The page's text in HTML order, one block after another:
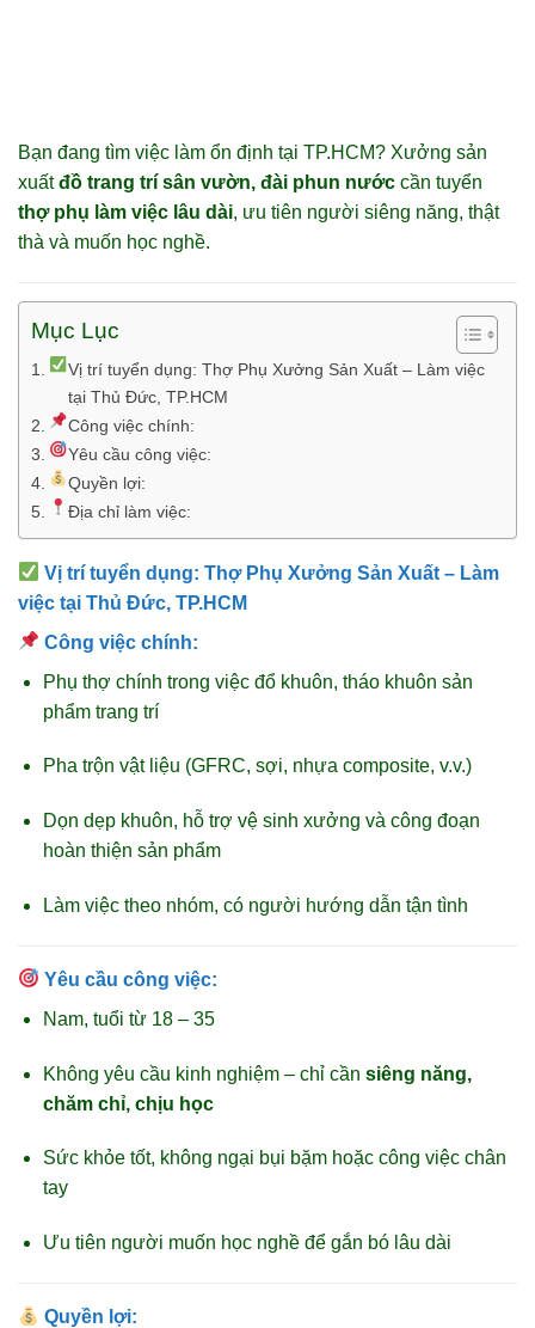
Bạn đang tìm việc làm ổn định tại TP.HCM? Xưởng sản
xuấtđồ trang trí sân vườn, đài phun nước cần tuyển
thợ phụ làm việc lâu dài, ưu tiên người siêng năng, thật
thà và muốn học nghề.
Mục Lục
Vị trí tuyển dụng: Thợ Phụ Xưởng Sản Xuất – Làm việc
tại Thủ Đức, TP.HCM
Công việc chính:
Yêu cầu công việc:
Quyền lợi:
Địa chỉ làm việc:
Vị trí tuyển dụng: Thợ Phụ Xưởng Sản Xuất – Làm
việc tại Thủ Đức, TP.HCM
Công việc chính:
Phụ thợ chính trong việc đổ khuôn, tháo khuôn sản
phẩm trang trí
Pha trộn vật liệu (GFRC, sợi, nhựa composite, v.v.)
Dọn dẹp khuôn, hỗ trợ vệ sinh xưởng và công đoạn
hoàn thiện sản phẩm
Làm việc theo nhóm, có người hướng dẫn tận tình
Yêu cầu công việc:
Nam, tuổi từ 18 – 35
Không yêu cầu kinh nghiệm – chỉ cần siêng năng,
chăm chỉ, chịu học
Sức khỏe tốt, không ngại bụi bặm hoặc công việc chân
tay
Ưu tiên người muốn học nghề để gắn bó lâu dài
Quyền lợi: